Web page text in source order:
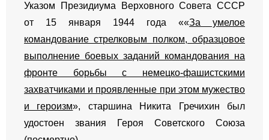
Указом Президиума Верховного Совета СССР
от 15 января 1944 года ««За умелое
командование стрелковым полком, образцовое
выполнение боевых заданий командования на
фронте борьбы с немецко-фашистскими
захватчиками и проявленные при этом мужество
и героизм», старшина Никита Гречихин был
удостоен звания Героя Советского Союза